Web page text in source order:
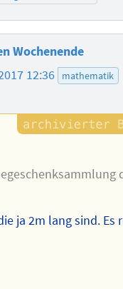
Wochenende
12:36 mathematik
ja 2m lang sind. Es